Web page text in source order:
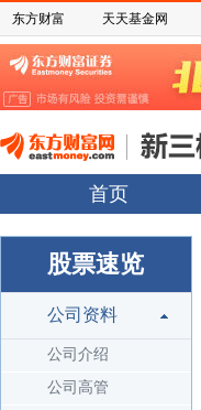
东方财富 天天基金网
首页
股票速览
公司资料
公司介绍
公司高管